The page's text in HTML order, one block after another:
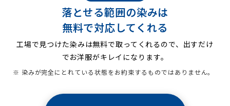
落とせる範囲の染みは
無料で対応してくれる
工場で見つけた染みは無料で取ってくれるので、出すだけ
でお洋服がキレイになります。
※ 染みが完全にとれている状態をお約束するものではありません。